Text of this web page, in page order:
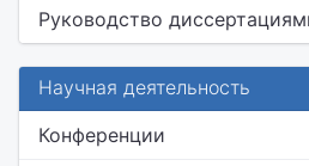
Руководство
Научная деятельность
Конференции